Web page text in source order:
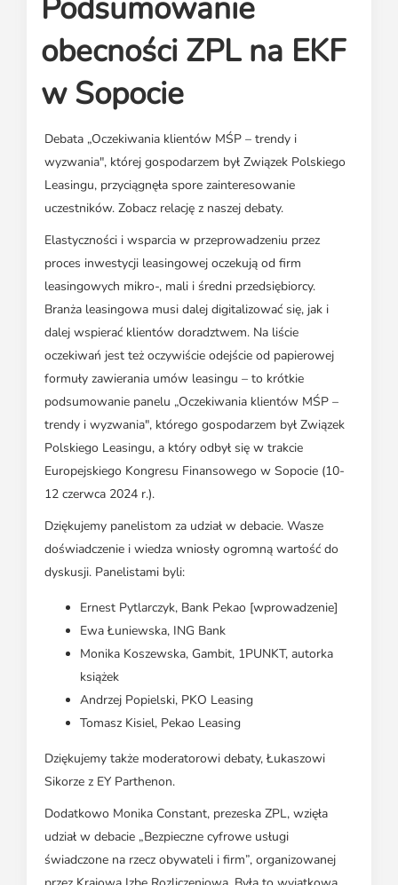
Partnerzy ZPL
Subskrybuj Leaseletter
Materiały do pobrania
Kontakt dla mediów
Klauzule informacyjne
Podsumowanie
obecności ZPL na EKF
w Sopocie
Debata „Oczekiwania klientów MŚP – trendy i
wyzwania", której gospodarzem był Związek Polskiego
Leasingu, przyciągnęła spore zainteresowanie
uczestników. Zobacz relację z naszej debaty.
Elastyczności i wsparcia w przeprowadzeniu przez
proces inwestycji leasingowej oczekują od firm
leasingowych mikro-, mali i średni przedsiębiorcy.
Branża leasingowa musi dalej digitalizować się, jak i
dalej wspierać klientów doradztwem. Na liście
oczekiwań jest też oczywiście odejście od papierowej
formuły zawierania umów leasingu – to krótkie
podsumowanie panelu „Oczekiwania klientów MŚP –
trendy i wyzwania", którego gospodarzem był Związek
Polskiego Leasingu, a który odbył się w trakcie
Europejskiego Kongresu Finansowego w Sopocie (10-
12 czerwca 2024 r.).
Dziękujemy panelistom za udział w debacie. Wasze
doświadczenie i wiedza wniosły ogromną wartość do
dyskusji. Panelistami byli:
Ernest Pytlarczyk, Bank Pekao [wprowadzenie]
Ewa Łuniewska, ING Bank
Monika Koszewska, Gambit, 1PUNKT, autorka
książek
Andrzej Popielski, PKO Leasing
Tomasz Kisiel, Pekao Leasing
Dziękujemy także moderatorowi debaty, Łukaszowi
Sikorze z EY Parthenon.
Dodatkowo Monika Constant, prezeska ZPL, wzięła
udział w debacie „Bezpieczne cyfrowe usługi
świadczone na rzecz obywateli i firm”, organizowanej